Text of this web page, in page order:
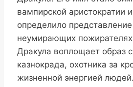
вампирской аристократии
определило
неумирающих
Дракула воплощает образ
казнокрада, охотника за
жизненной энергией людей.